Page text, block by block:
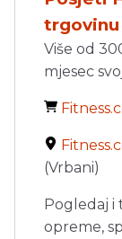
trgovinu
Više od
mjesec
(Vrbani)
Pogledaj i
opreme,